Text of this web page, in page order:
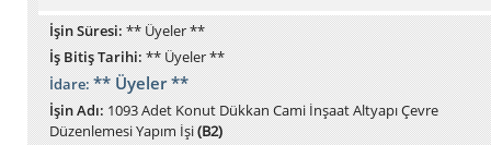
İşin Süresi:** Üyeler **
İş Bitiş Tarihi:** Üyeler **
İdare:** Üyeler **
İşin Adı:1093 Adet Konut Dükkan Cami İnşaat Altyapı Çevre
Düzenlemesi Yapım İşi(B2)